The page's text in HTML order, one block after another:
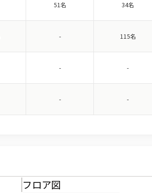
51名 34名
- 115名
- -
- -
フロア図